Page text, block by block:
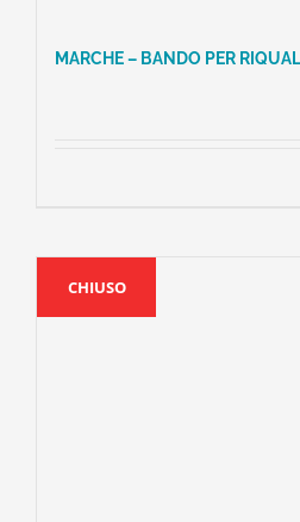
MARCHE – BANDO PER
CHIUSO